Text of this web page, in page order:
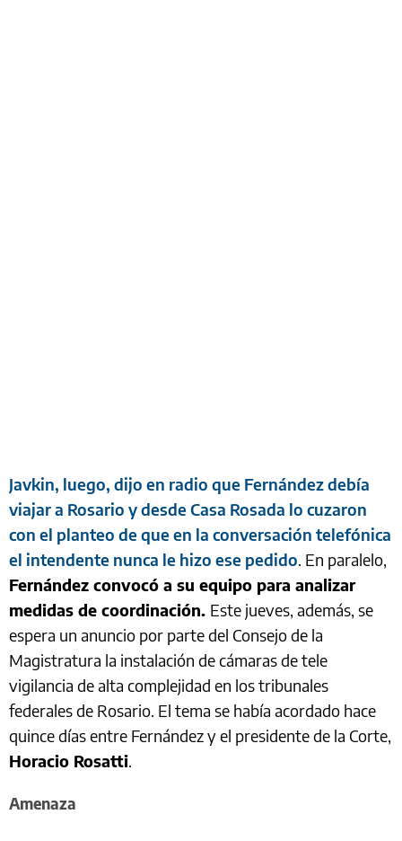
Javkin, luego, dijo en radio que Fernández debía
viajar a Rosario y desde Casa Rosada lo cuzaron
con el planteo de que en la conversación telefónica
el intendente nunca le hizo ese pedido. En paralelo,
Fernández convocó a su equipo para analizar
medidas de coordinación. Este jueves, además, se
espera un anuncio por parte del Consejo de la
Magistratura la instalación de cámaras de tele
vigilancia de alta complejidad en los tribunales
federales de Rosario. El tema se había acordado hace
quince días entre Fernández y el presidente de la Corte,
Horacio Rosatti.
Amenaza